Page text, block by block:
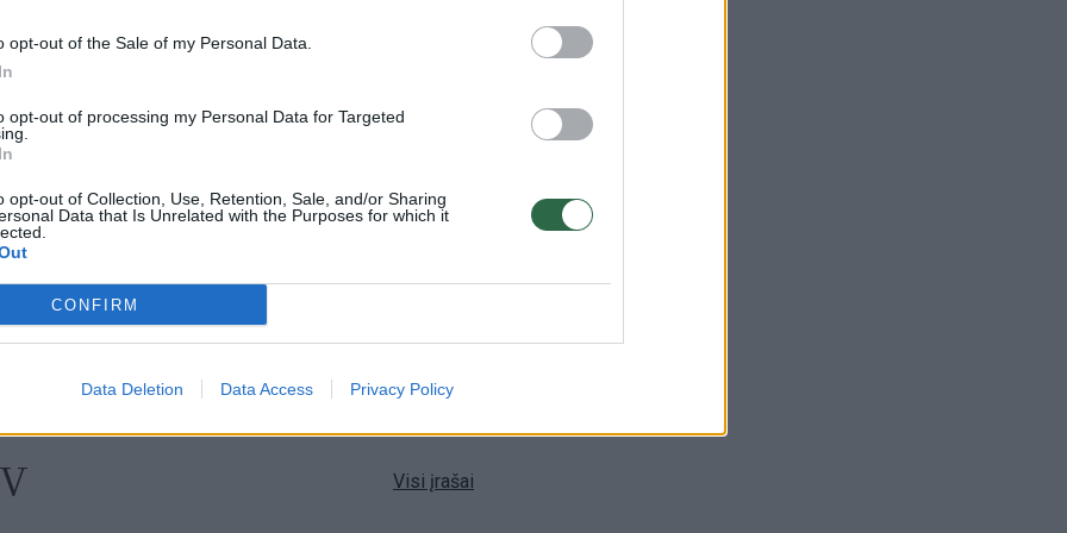
opt-out of the Sale of my Personal Data.
opt-out of processing my Personal Data for Targeted
opt-out of Collection, Use, Retention, Sale, and/or Sharing
Data that Is Unrelated with the Purposes for which it
CONFIRM
Data Deletion Data Access Privacy Policy
–
kasdienybė – priekabiavimas, patyčios ir
Nyderlanduose apgynė čempionų vardą
Visi įrašai